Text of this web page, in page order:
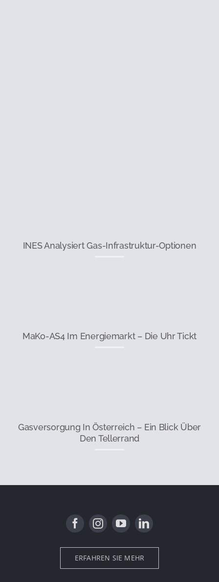
INES Analysiert Gas-Infrastruktur-Optionen
MaKo-AS4 Im Energiemarkt – Die Uhr Tickt
Gasversorgung In Österreich – Ein Blick Über
Den Tellerrand
ERFAHREN SIE MEHR